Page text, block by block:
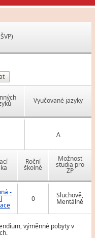
Vyučované jazyky
A
Roční
školné
Možnost
studia pro
ZP
-
0 Sluchově,
Mentálně
výměnné pobyty v